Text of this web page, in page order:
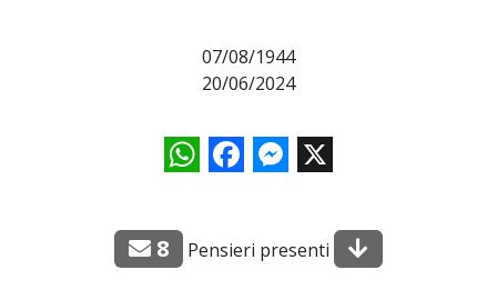
07/08/1944
20/06/2024
WhatsAppFacebookMessenger
X
8 Pensieri presenti